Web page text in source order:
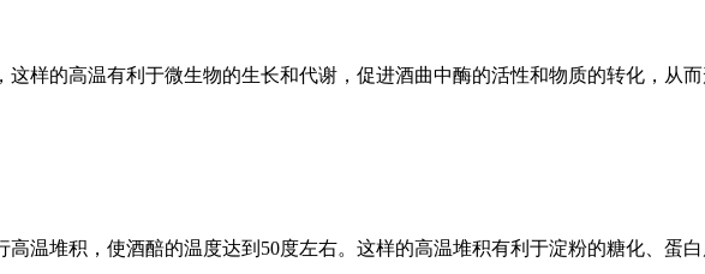
这样的高温有利于微生物的生长和代谢，促进酒曲中酶的活性和物质的转化，从而
温堆积，使酒醅的温度达到50度左右。这样的高温堆积有利于淀粉的糖化、蛋